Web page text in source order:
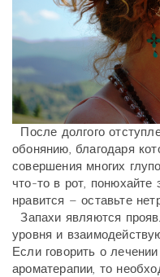
После долгого
обонянию, благодаря
совершения многих
что-то в рот, понюхайте
нравится – оставьте
Запахи являются
уровня и
Если говорить о
ароматерапии, то